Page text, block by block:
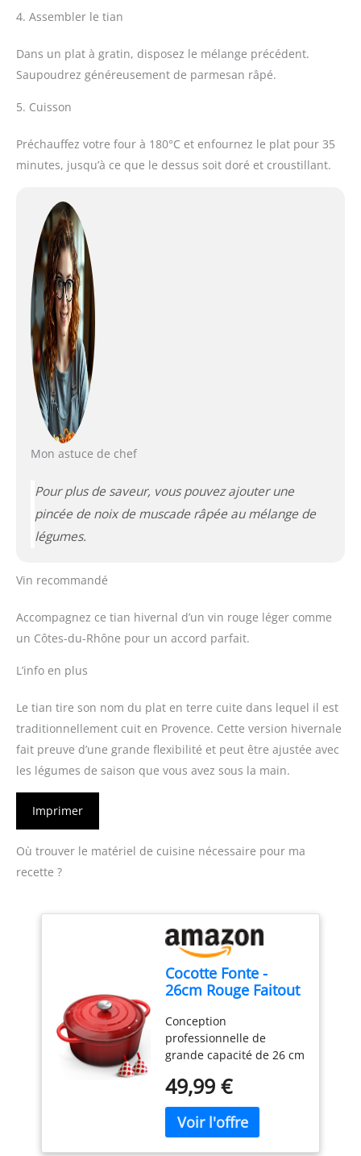
4. Assembler le tian
Dans un plat à gratin, disposez le mélange précédent.
Saupoudrez généreusement de parmesan râpé.
5. Cuisson
Préchauffez votre four à 180°C et enfournez le plat pour 35
minutes, jusqu’à ce que le dessus soit doré et croustillant.
Mon astuce de chef
Pour plus de saveur, vous pouvez ajouter une
pincée de noix de muscade râpée au mélange de
légumes.
Vin recommandé
Accompagnez ce tian hivernal d’un vin rouge léger comme
un Côtes-du-Rhône pour un accord parfait.
L’info en plus
Le tian tire son nom du plat en terre cuite dans lequel il est
traditionnellement cuit en Provence. Cette version hivernale
fait preuve d’une grande flexibilité et peut être ajustée avec
les légumes de saison que vous avez sous la main.
Imprimer
Où trouver le matériel de cuisine nécessaire pour ma
recette ?
Cocotte Fonte -
26cm Rouge Faitout
Hollandais avec
Couvercle, Topbooc
5L Dutch Oven
Émaillée
Compatible
Induction, Gaz,
Four, Casserole
pour Braiser
Conception
professionnelle de
grande capacité de 26 cm
Topbooc casserole ronde
classique de 26 cm de
diamètre et de
profondeur appropriée
49,99 €